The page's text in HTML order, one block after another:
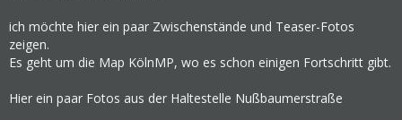
ich möchte hier ein paar Zwischenstände und Teaser-Fotos
zeigen.
Es geht um die Map KölnMP, wo es schon einigen Fortschritt gibt.
Hier ein paar Fotos aus der Haltestelle Nußbaumerstraße